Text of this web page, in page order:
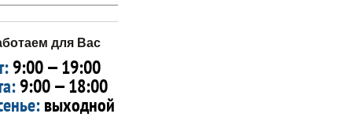
для Вас
9:00 — 19:00
9:00 — 18:00
выходной